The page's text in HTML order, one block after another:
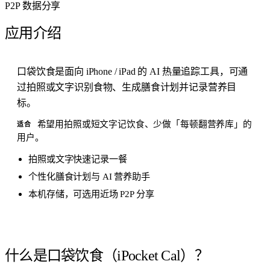
P2P 数据分享
应用介绍
口袋饮食是面向 iPhone / iPad 的 AI 热量追踪工具，可通
过拍照或文字识别食物、生成膳食计划并记录营养目
标。
适合
希望用拍照或短文字记饮食、少做「每顿翻营养库」的
用户。
拍照或文字快速记录一餐
个性化膳食计划与 AI 营养助手
本机存储，可选用近场 P2P 分享
什么是口袋饮食（iPocket Cal）？